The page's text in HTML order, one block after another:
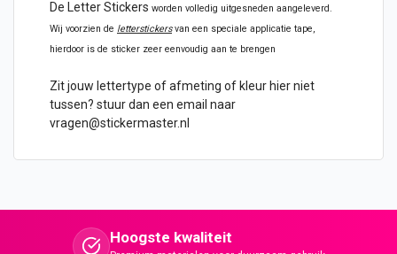
De Letter Stickers worden volledig uitgesneden aangeleverd.
Wij voorzien de letterstickersvan een speciale applicatie tape,
hierdoor is de sticker zeer eenvoudig aan te brengen
Zit jouw lettertype of afmeting of kleur hier niet
tussen? stuur dan een email naar
vragen@stickermaster.nl
Hoogste kwaliteit